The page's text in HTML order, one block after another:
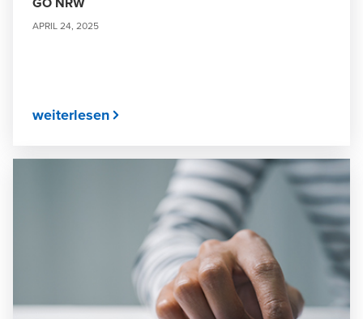
APRIL 24, 2025
weiterlesen